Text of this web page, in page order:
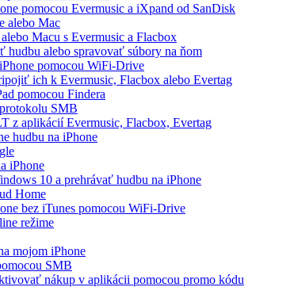
pomocou Evermusic a iXpand od SanDisk
alebo Mac
Macu s Evermusic a Flacbox
alebo spravovať súbory na ňom
pomocou WiFi-Drive
ich k Evermusic, Flacbox alebo Evertag
pomocou Findera
SMB
z aplikácií Evermusic, Flacbox, Evertag
hudbu na iPhone
iPhone
10 a prehrávať hudbu na iPhone
Home
bez iTunes pomocou WiFi-Drive
režime
mojom iPhone
SMB
nákup v aplikácii pomocou promo kódu